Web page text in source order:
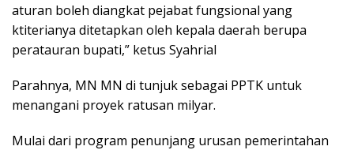
aturan boleh diangkat pejabat fungsional yang
ktiterianya ditetapkan oleh kepala daerah berupa
peratauran bupati,” ketus Syahrial
Parahnya, MN MN di tunjuk sebagai PPTK untuk
menangani proyek ratusan milyar.
Mulai dari program penunjang urusan pemerintahan